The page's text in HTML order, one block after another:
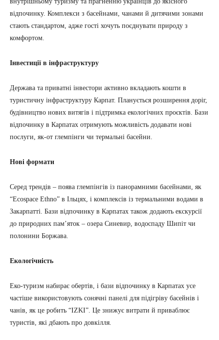
відпочинку. Комплекси з басейнами, чанами й дитячими зонами
стають стандартом, адже гості хочуть поєднувати природу з
комфортом.
Інвестиції в інфраструктуру
Держава та приватні інвестори активно вкладають кошти в
туристичну інфраструктуру Карпат. Планується розширення доріг,
будівництво нових витягів і підтримка екологічних проєктів. Бази
відпочинку в Карпатах отримують можливість додавати нові
послуги, як-от глемпінги чи термальні басейни.
Нові формати
Серед трендів – поява глемпінгів із панорамними басейнами, як
“Ecospace Ethno” в Ільцях, і комплексів із термальними водами в
Закарпатті. Бази відпочинку в Карпатах також додають екскурсії
до природних пам’яток – озера Синевир, водоспаду Шипіт чи
полонини Боржава.
Екологічність
Еко-туризм набирає обертів, і бази відпочинку в Карпатах усе
частіше використовують сонячні панелі для підігріву басейнів і
чанів, як це робить “IZKI”. Це знижує витрати й приваблює
туристів, які дбають про довкілля.